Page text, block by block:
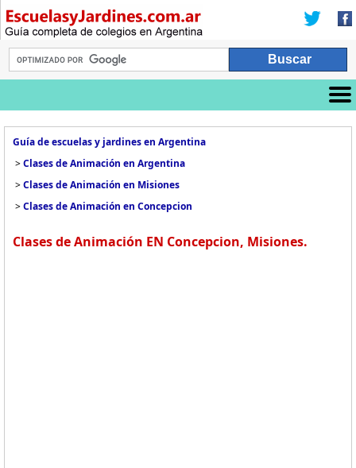
Guía de escuelas y jardines en Argentina
>Clases de Animación en Argentina
>Clases de Animación en Misiones
>Clases de Animación en Concepcion
Clases de Animación EN Concepcion, Misiones.